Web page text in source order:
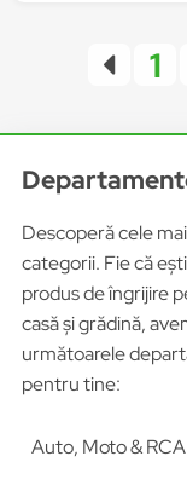
1
Descoperă cele
categorii. Fie că
produs de îngrijire
casă și grădină,
următoarele
pentru tine:
Auto, Moto & RCA